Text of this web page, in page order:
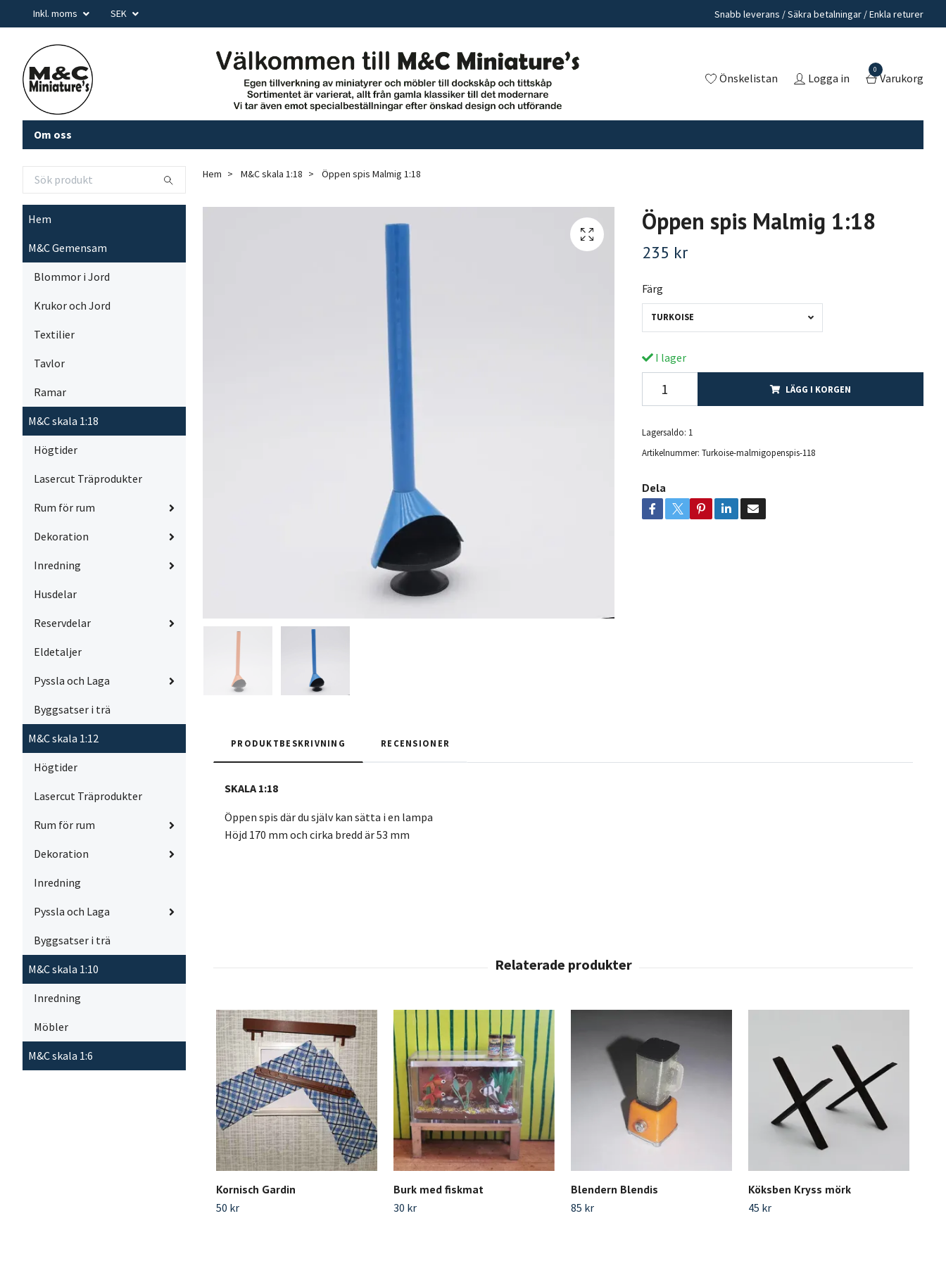
Inkl. moms SEK Snabb leverans / Säkra betalningar / Enkla returer
Önskelistan Logga in
0
Varukorg
Om oss
Hem
M&C Gemensam
Blommor i Jord
Krukor och Jord
Textilier
Tavlor
Ramar
M&C skala 1:18
Högtider
Lasercut Träprodukter
Rum för rum
Dekoration
Inredning
Husdelar
Reservdelar
Eldetaljer
Pyssla och Laga
Byggsatser i trä
M&C skala 1:12
Högtider
Lasercut Träprodukter
Rum för rum
Dekoration
Inredning
Pyssla och Laga
Byggsatser i trä
M&C skala 1:10
Inredning
Möbler
M&C skala 1:6
Hem M&C skala 1:18 Öppen spis Malmig 1:18
Öppen spis Malmig 1:18
235 kr
Färg
TURKOISE
I lager
LÄGG I KORGEN
Lagersaldo: 1
Artikelnummer: Turkoise-malmigopenspis-118
Dela
PRODUKTBESKRIVNING RECENSIONER
SKALA 1:18
Öppen spis där du själv kan sätta i en lampa
Höjd 170 mm och cirka bredd är 53 mm
Kornisch Gardin
50 kr
Burk med fiskmat
30 kr
Blendern Blendis
85 kr
Köksben Kryss mörk
45 kr